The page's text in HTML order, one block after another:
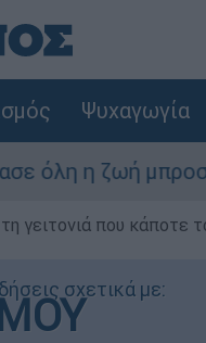
Ψυχαγωγία
μπροστά μου»
γειτονιά που κάποτε
σχετικά με: